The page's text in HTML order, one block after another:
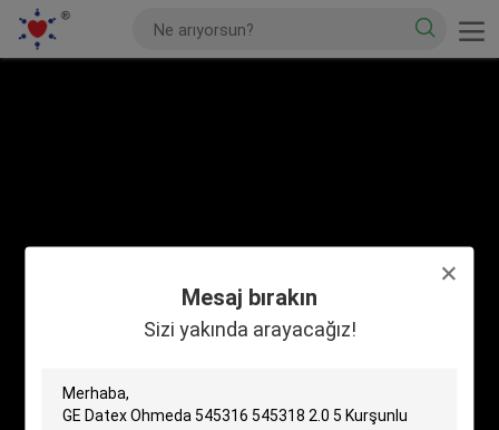
Mesaj bırakın
Sizi yakında arayacağız!